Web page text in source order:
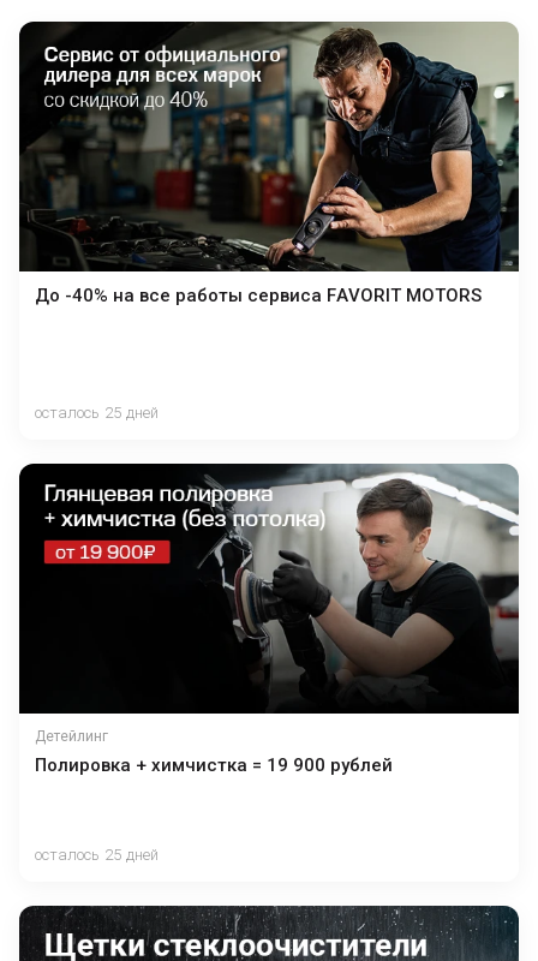
До -40% на все работы сервиса FAVORIT MOTORS
осталось 25 дней
Детейлинг
Полировка + химчистка = 19 900 рублей
осталось 25 дней